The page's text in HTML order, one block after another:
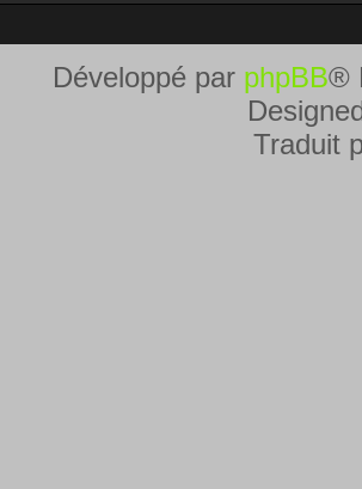
Développé par phpBB®
Traduit